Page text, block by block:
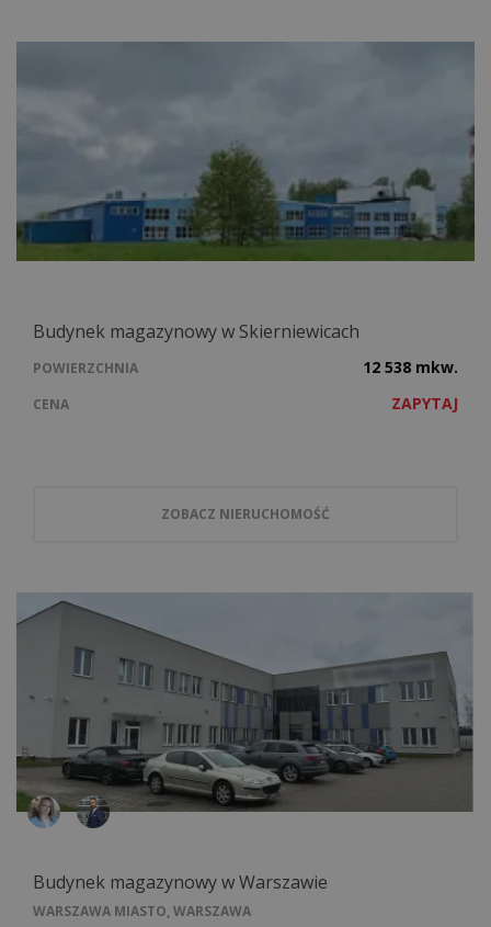
Budynek magazynowy w Skierniewicach
POWIERZCHNIA 12 538 mkw.
CENA ZAPYTAJ
ZOBACZ NIERUCHOMOŚĆ
Budynek magazynowy w Warszawie
WARSZAWA MIASTO, WARSZAWA